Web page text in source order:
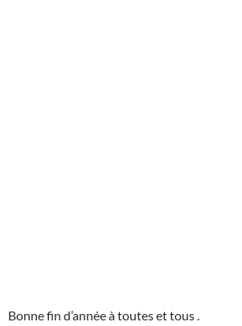
Bonne fin d’année à toutes et tous .